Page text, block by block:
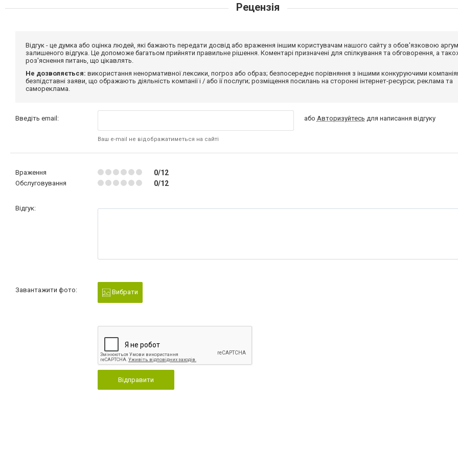
Рецензія
Відгук - це думка або оцінка людей, які бажають передати досвід або враження іншим користувачам нашого сайту з обов'язковою
залишеного відгука. Це допоможе багатьом прийняти правильне рішення. Коментарі призначені для спілкування та обговорення, а
роз'яснення питань, що цікавлять.
Не дозволяється: використання ненормативної лексики, погроз або образ; безпосереднє порівняння з іншими конкуруючими
безпідставні заяви, що ображають діяльність компанії і / або її послуги; розміщення посилань на сторонні інтернет-ресурси; реклама та
самореклама.
Введіть email:
Ваш e-mail не відображатиметься на сайті
або Авторизуйтесь для написання відгуку
Враження 0/12
Обслуговування 0/12
Відгук:
Завантажити фото: Вибрати
Відправити